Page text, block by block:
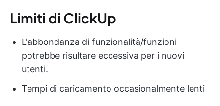
Limiti di ClickUp
L'abbondanza di funzionalità/funzioni
potrebbe risultare eccessiva per i nuovi
utenti.
Tempi di caricamento occasionalmente lenti